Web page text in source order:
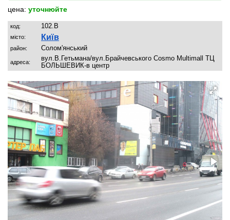
цена: уточнюйте
код: 102.B
місто: Київ
район: Солом'янський
адреса:
вул.В.Гетьмана/вул.Брайчевського Cosmo Multimall ТЦ
БОЛЬШЕВИК-в центр